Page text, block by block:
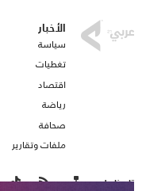
الأخبار
سياسة
تغطيات
اقتصاد
رياضة
صحافة
ملفات وتقارير
تابعنا على